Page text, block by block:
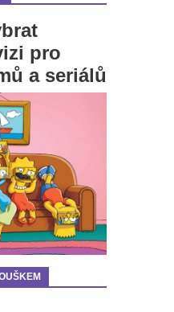
pro
a seriálů